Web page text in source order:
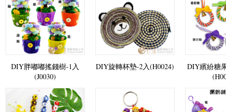
DIY胖嘟嘟搖錢樹-1入
(J0030)
DIY旋轉杯墊-2入(H0024)
DIY繽紛糖